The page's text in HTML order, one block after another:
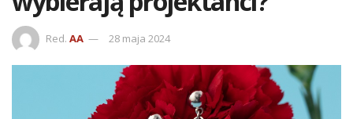
Red. AA 28 maja 2024